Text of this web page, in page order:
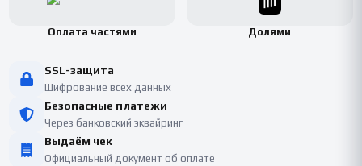
Оплата частями Долями
SSL-защита
Шифрование всех данных
Безопасные платежи
Через банковский эквайринг
Выдаём чек
Официальный документ об оплате